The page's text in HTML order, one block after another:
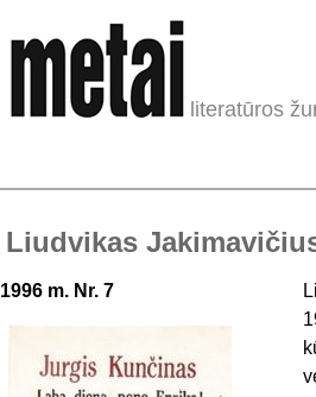
literatūros
Liudvikas
1996 m. Nr. 7